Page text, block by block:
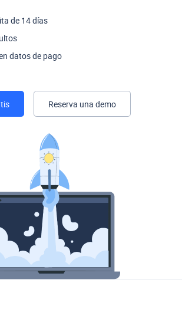
Reserva una demo
de 14 días
datos de pago